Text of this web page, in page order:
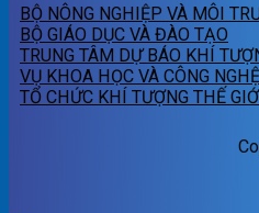
BỘ NÔNG NGHIỆP VÀ MÔI
BỘ GIÁO DỤC VÀ ĐÀO TẠO
TRUNG TÂM DỰ BÁO KHÍ
VỤ KHOA HỌC VÀ CÔNG NGHỆ
TỔ CHỨC KHÍ TƯỢNG THẾ